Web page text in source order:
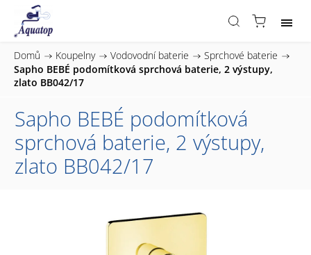
Domů / Koupelny / Vodovodní baterie / Sprchové baterie /
Sapho BEBÉ podomítková sprchová baterie, 2 výstupy,
zlato BB042/17
Sapho BEBÉ podomítková
sprchová baterie, 2 výstupy,
zlato BB042/17